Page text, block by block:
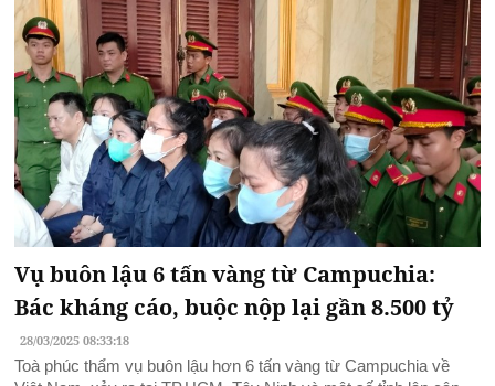
Vụ buôn lậu 6 tấn vàng từ Campuchia:
Bác kháng cáo, buộc nộp lại gần 8.500 tỷ
28/03/2025 08:33:18
Toà phúc thẩm vụ buôn lậu hơn 6 tấn vàng từ Campuchia về